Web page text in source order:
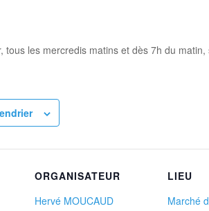
tous les mercredis matins et dès 7h du
ORGANISATEUR
Hervé MOUCAUD
LIEU
Marché